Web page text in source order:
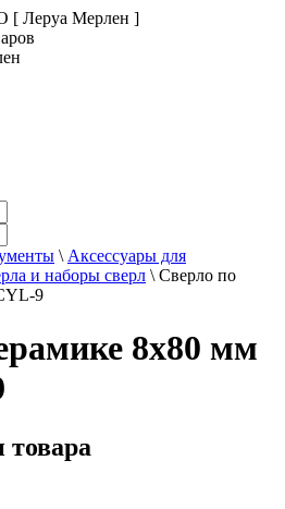
[ Леруа Мерлен ]
\ Аксессуары для
и наборы сверл \ Сверло по
9
8х80 мм
товара